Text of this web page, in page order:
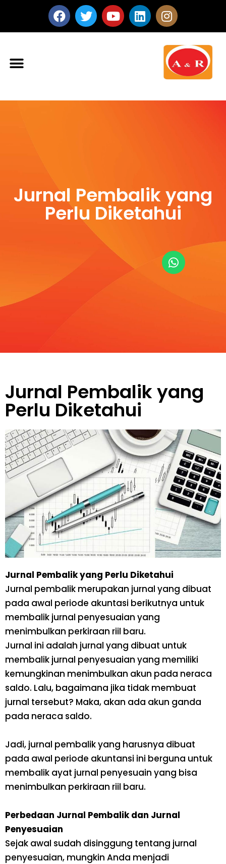
Jurnal Pembalik yang
Perlu Diketahui
Jurnal Pembalik yang
Perlu Diketahui
Jurnal Pembalik yang Perlu Diketahui
Jurnal pembalik merupakan jurnal yang dibuat
pada awal periode akuntasi berikutnya untuk
membalik jurnal penyesuaian yang
menimbulkan perkiraan riil baru.
Jurnal ini adalah jurnal yang dibuat untuk
membalik jurnal penyesuaian yang memiliki
kemungkinan menimbulkan akun pada neraca
saldo. Lalu, bagaimana jika tidak membuat
jurnal tersebut? Maka, akan ada akun ganda
pada neraca saldo.
Jadi, jurnal pembalik yang harusnya dibuat
pada awal periode akuntansi ini berguna untuk
membalik ayat jurnal penyesuain yang bisa
menimbulkan perkiraan riil baru.
Perbedaan Jurnal Pembalik dan Jurnal
Penyesuaian
Sejak awal sudah disinggung tentang jurnal
penyesuaian, mungkin Anda menjadi